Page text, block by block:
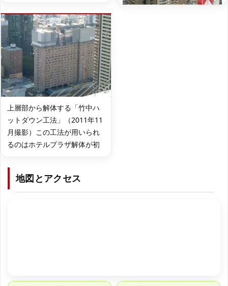
上層部から解体する「竹中ハ
ットダウン工法」（2011年11
月撮影）この工法が用いられ
るのはホテルプラザ解体が初
地図とアクセス